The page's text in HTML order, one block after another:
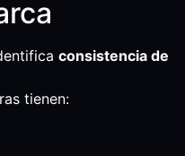
consistencia de
tienen: